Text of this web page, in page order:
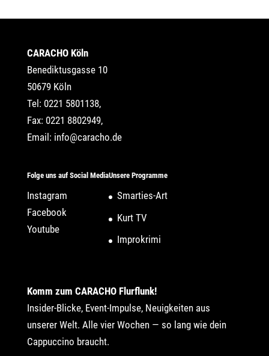
CARACHO Köln
Benediktusgasse 10
50679 Köln
Tel: 0221 5801138,
Fax: 0221 8802949,
Email: info@caracho.de
Folge uns auf Social Media
Instagram
Facebook
Youtube
Unsere Programme
Smarties-Art
Kurt TV
Improkrimi
Komm zum CARACHO Flurflunk!
Insider-Blicke, Event-Impulse, Neuigkeiten aus
unserer Welt. Alle vier Wochen — so lang wie dein
Cappuccino braucht.